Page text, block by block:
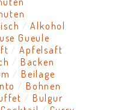
Alkohol
Gueule
Apfelsaft
Backen
Beilage
Bohnen
Bulgur